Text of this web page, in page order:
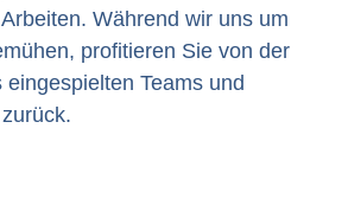
Während wir uns um
profitieren Sie von der
eingespielten Teams und